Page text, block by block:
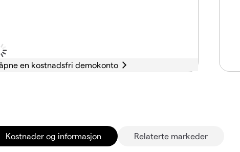
Kostnader og informasjon Relaterte markeder